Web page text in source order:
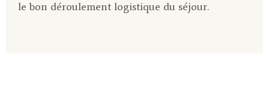
le bon déroulement logistique du séjour.